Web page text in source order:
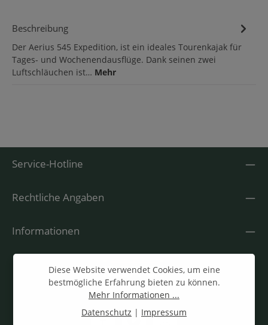
Beschreibung
Der Aerius 545 Expedition, ist ein ideales Tourenkajak für
Tages- und Wochenendausflüge. Dank seinen zwei
Luftschläuchen ist… Mehr
Service-Hotline
Rechtliche Angaben
Informationen
Diese Website verwendet Cookies, um eine
bestmögliche Erfahrung bieten zu können.
Mehr Informationen ...
Datenschutz | Impressum